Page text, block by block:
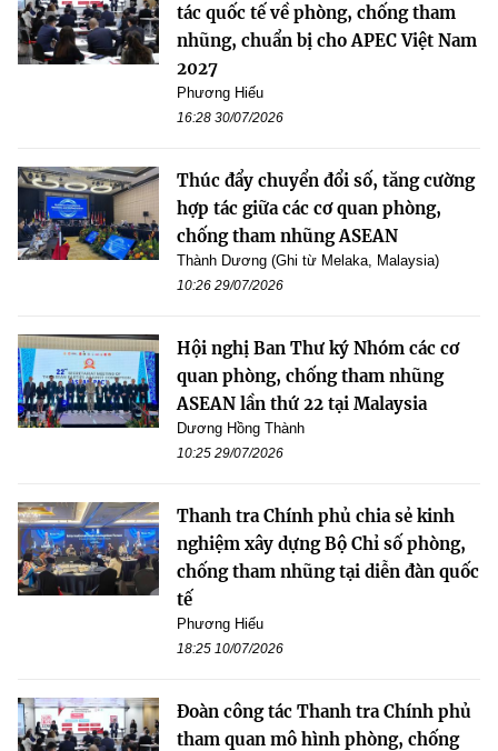
tác quốc tế về phòng, chống tham
nhũng, chuẩn bị cho APEC Việt Nam
2027
Phương Hiếu
16:28 30/07/2026
Thúc đẩy chuyển đổi số, tăng cường
hợp tác giữa các cơ quan phòng,
chống tham nhũng ASEAN
Thành Dương (Ghi từ Melaka, Malaysia)
10:26 29/07/2026
Hội nghị Ban Thư ký Nhóm các cơ
quan phòng, chống tham nhũng
ASEAN lần thứ 22 tại Malaysia
Dương Hồng Thành
10:25 29/07/2026
Thanh tra Chính phủ chia sẻ kinh
nghiệm xây dựng Bộ Chỉ số phòng,
chống tham nhũng tại diễn đàn quốc
tế
Phương Hiếu
18:25 10/07/2026
Đoàn công tác Thanh tra Chính phủ
tham quan mô hình phòng, chống